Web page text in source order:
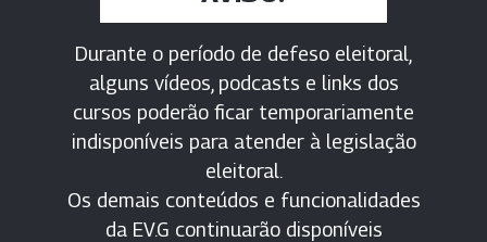
Durante o período de defeso eleitoral,
alguns vídeos, podcasts e links dos
cursos poderão ficar temporariamente
indisponíveis para atender à legislação
eleitoral.
Os demais conteúdos e funcionalidades
da EV.G continuarão disponíveis